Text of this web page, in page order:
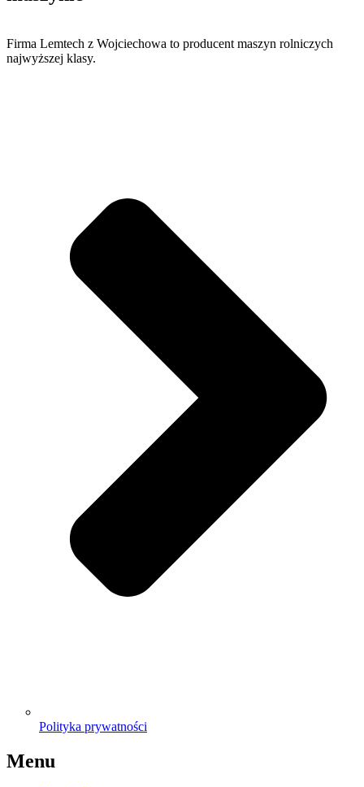
Firma Lemtech z Wojciechowa to producent maszyn rolniczych
najwyższej klasy.
Polityka prywatności
Menu